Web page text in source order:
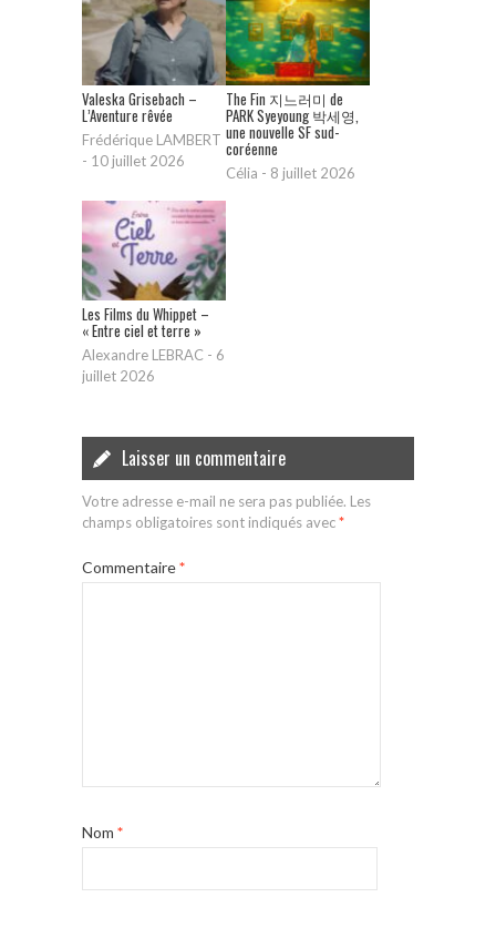
Valeska Grisebach –
L’Aventure rêvée
Frédérique LAMBERT
- 10 juillet 2026
The Fin 지느러미 de
PARK Syeyoung 박세영,
une nouvelle SF sud-
coréenne
Célia - 8 juillet 2026
Les Films du Whippet –
« Entre ciel et terre »
Alexandre LEBRAC - 6
juillet 2026
Laisser un commentaire
Votre adresse e-mail ne sera pas publiée. Les
champs obligatoires sont indiqués avec*
Commentaire*
Nom *